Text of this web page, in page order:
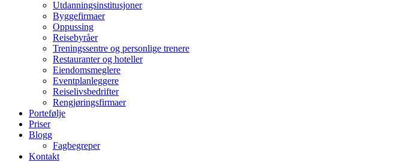
Utdanningsinstitusjoner
Byggefirmaer
Oppussing
Reisebyråer
Treningssentre og personlige trenere
Restauranter og hoteller
Eiendomsmeglere
Eventplanleggere
Reiselivsbedrifter
Rengjøringsfirmaer
Portefølje
Priser
Blogg
Fagbegreper
Kontakt